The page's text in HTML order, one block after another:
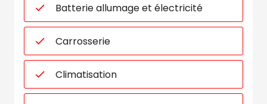
Batterie allumage et électricité
Carrosserie
Climatisation